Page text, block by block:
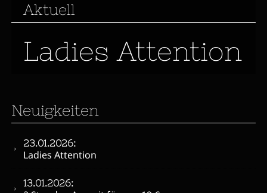
Aktuell
Ladies Attention
Neuigkeiten
23.01.2026:
Ladies Attention
13.01.2026: